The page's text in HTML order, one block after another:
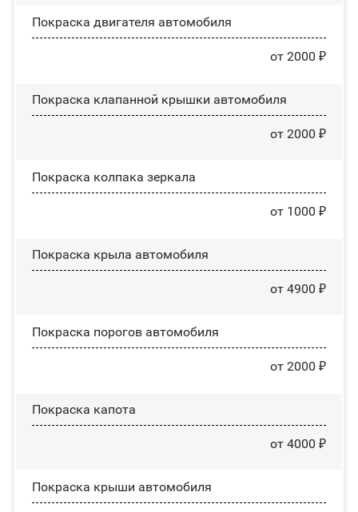
Покраска двигателя автомобиля
от 2000 ₽
Покраска клапанной крышки автомобиля
от 2000 ₽
Покраска колпака зеркала
от 1000 ₽
Покраска крыла автомобиля
от 4900 ₽
Покраска порогов автомобиля
от 2000 ₽
Покраска капота
от 4000 ₽
Покраска крыши автомобиля